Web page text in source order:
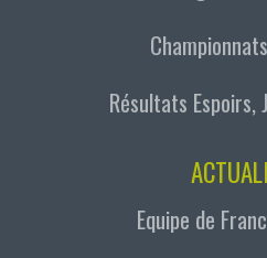
Résultats Espoirs,
Equipe de